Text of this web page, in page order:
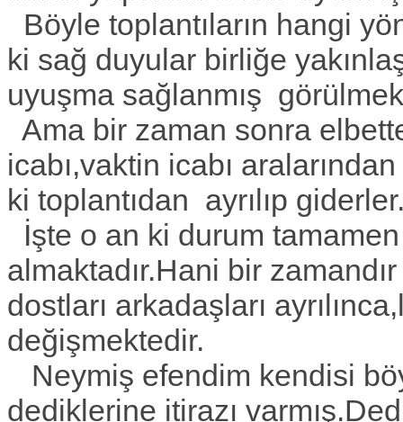
Böyle toplantıların hangi
ki sağ duyular birliğe
uyuşma sağlanmış
Ama bir zaman sonra
icabı,vaktin icabı
ki toplantıdan ayrılıp
İşte o an ki durum
almaktadır.Hani bir
dostları arkadaşları
değişmektedir.
Neymiş efendim kendisi
dediklerine itirazı